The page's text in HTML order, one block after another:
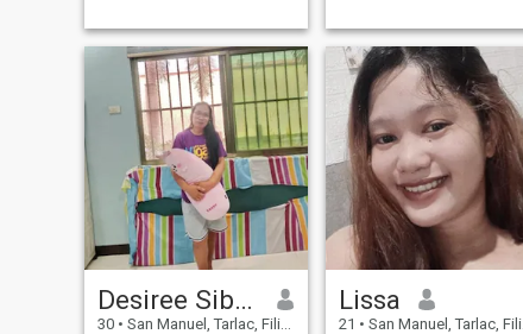
oriented, cheerful, calm, kind,
joyful
Desiree Sibayan
30 • San Manuel, Tarlac, Filippinene
Lissa
21 • San Manuel, Tarlac, Filippinene